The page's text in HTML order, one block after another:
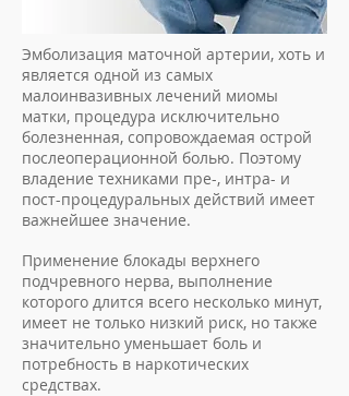
Эмболизация маточной артерии, хоть и
является одной из самых
малоинвазивных лечений миомы
матки, процедура исключительно
болезненная, сопровождаемая острой
послеоперационной болью. Поэтому
владение техниками пре-, интра- и
пост-процедуральных действий имеет
важнейшее значение.
Применение блокады верхнего
подчревного нерва, выполнение
которого длится всего несколько минут,
имеет не только низкий риск, но также
значительно уменьшает боль и
потребность в наркотических
средствах.